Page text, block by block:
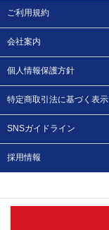
ご利用規約
会社案内
個人情報保護方針
特定商取引法に基づく表示
SNSガイドライン
採用情報